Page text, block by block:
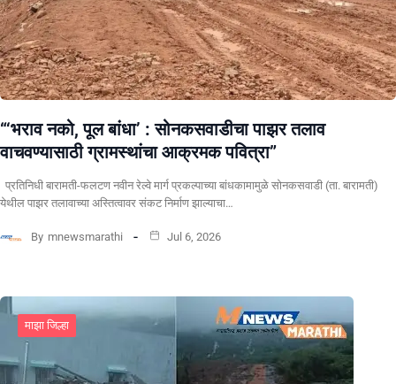
“‘भराव नको, पूल बांधा’ : सोनकसवाडीचा पाझर तलाव
वाचवण्यासाठी ग्रामस्थांचा आक्रमक पवित्रा”
प्रतिनिधी बारामती-फलटण नवीन रेल्वे मार्ग प्रकल्पाच्या बांधकामामुळे सोनकसवाडी (ता. बारामती)
येथील पाझर तलावाच्या अस्तित्वावर संकट निर्माण झाल्याचा…
By mnewsmarathi Jul 6, 2026
माझा जिल्हा